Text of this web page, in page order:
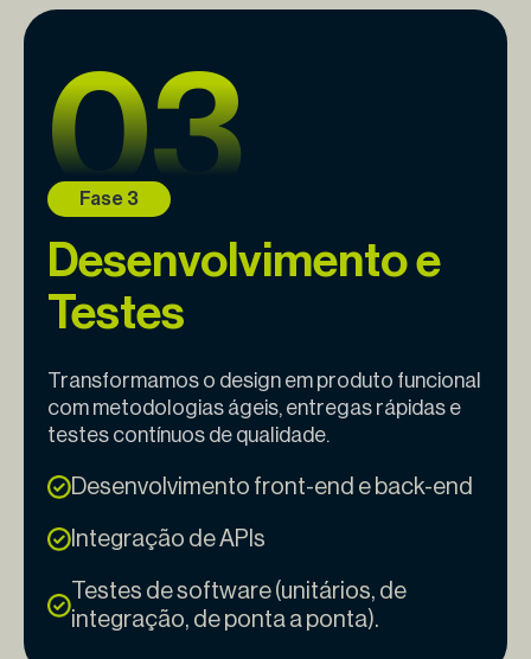
Desenvolvimento e
Testes
Transformamos o design em produto funcional
com metodologias ágeis, entregas rápidas e
testes contínuos de qualidade.
Desenvolvimento front-end e back-end
Integração de APIs
Testes de software (unitários, de
integração, de ponta a ponta).